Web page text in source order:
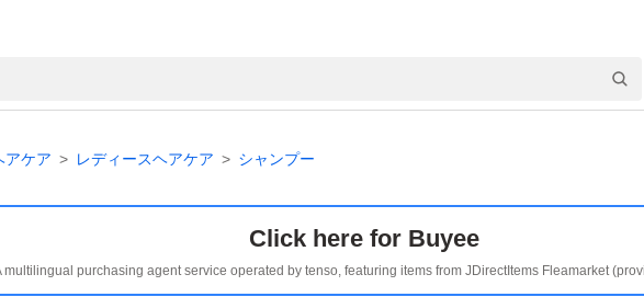
アケア レディースヘアケア シャンプー
Click here for Buyee
multilingual purchasing agent service operated by tenso, featuring items from JDirectItems Fleamarket